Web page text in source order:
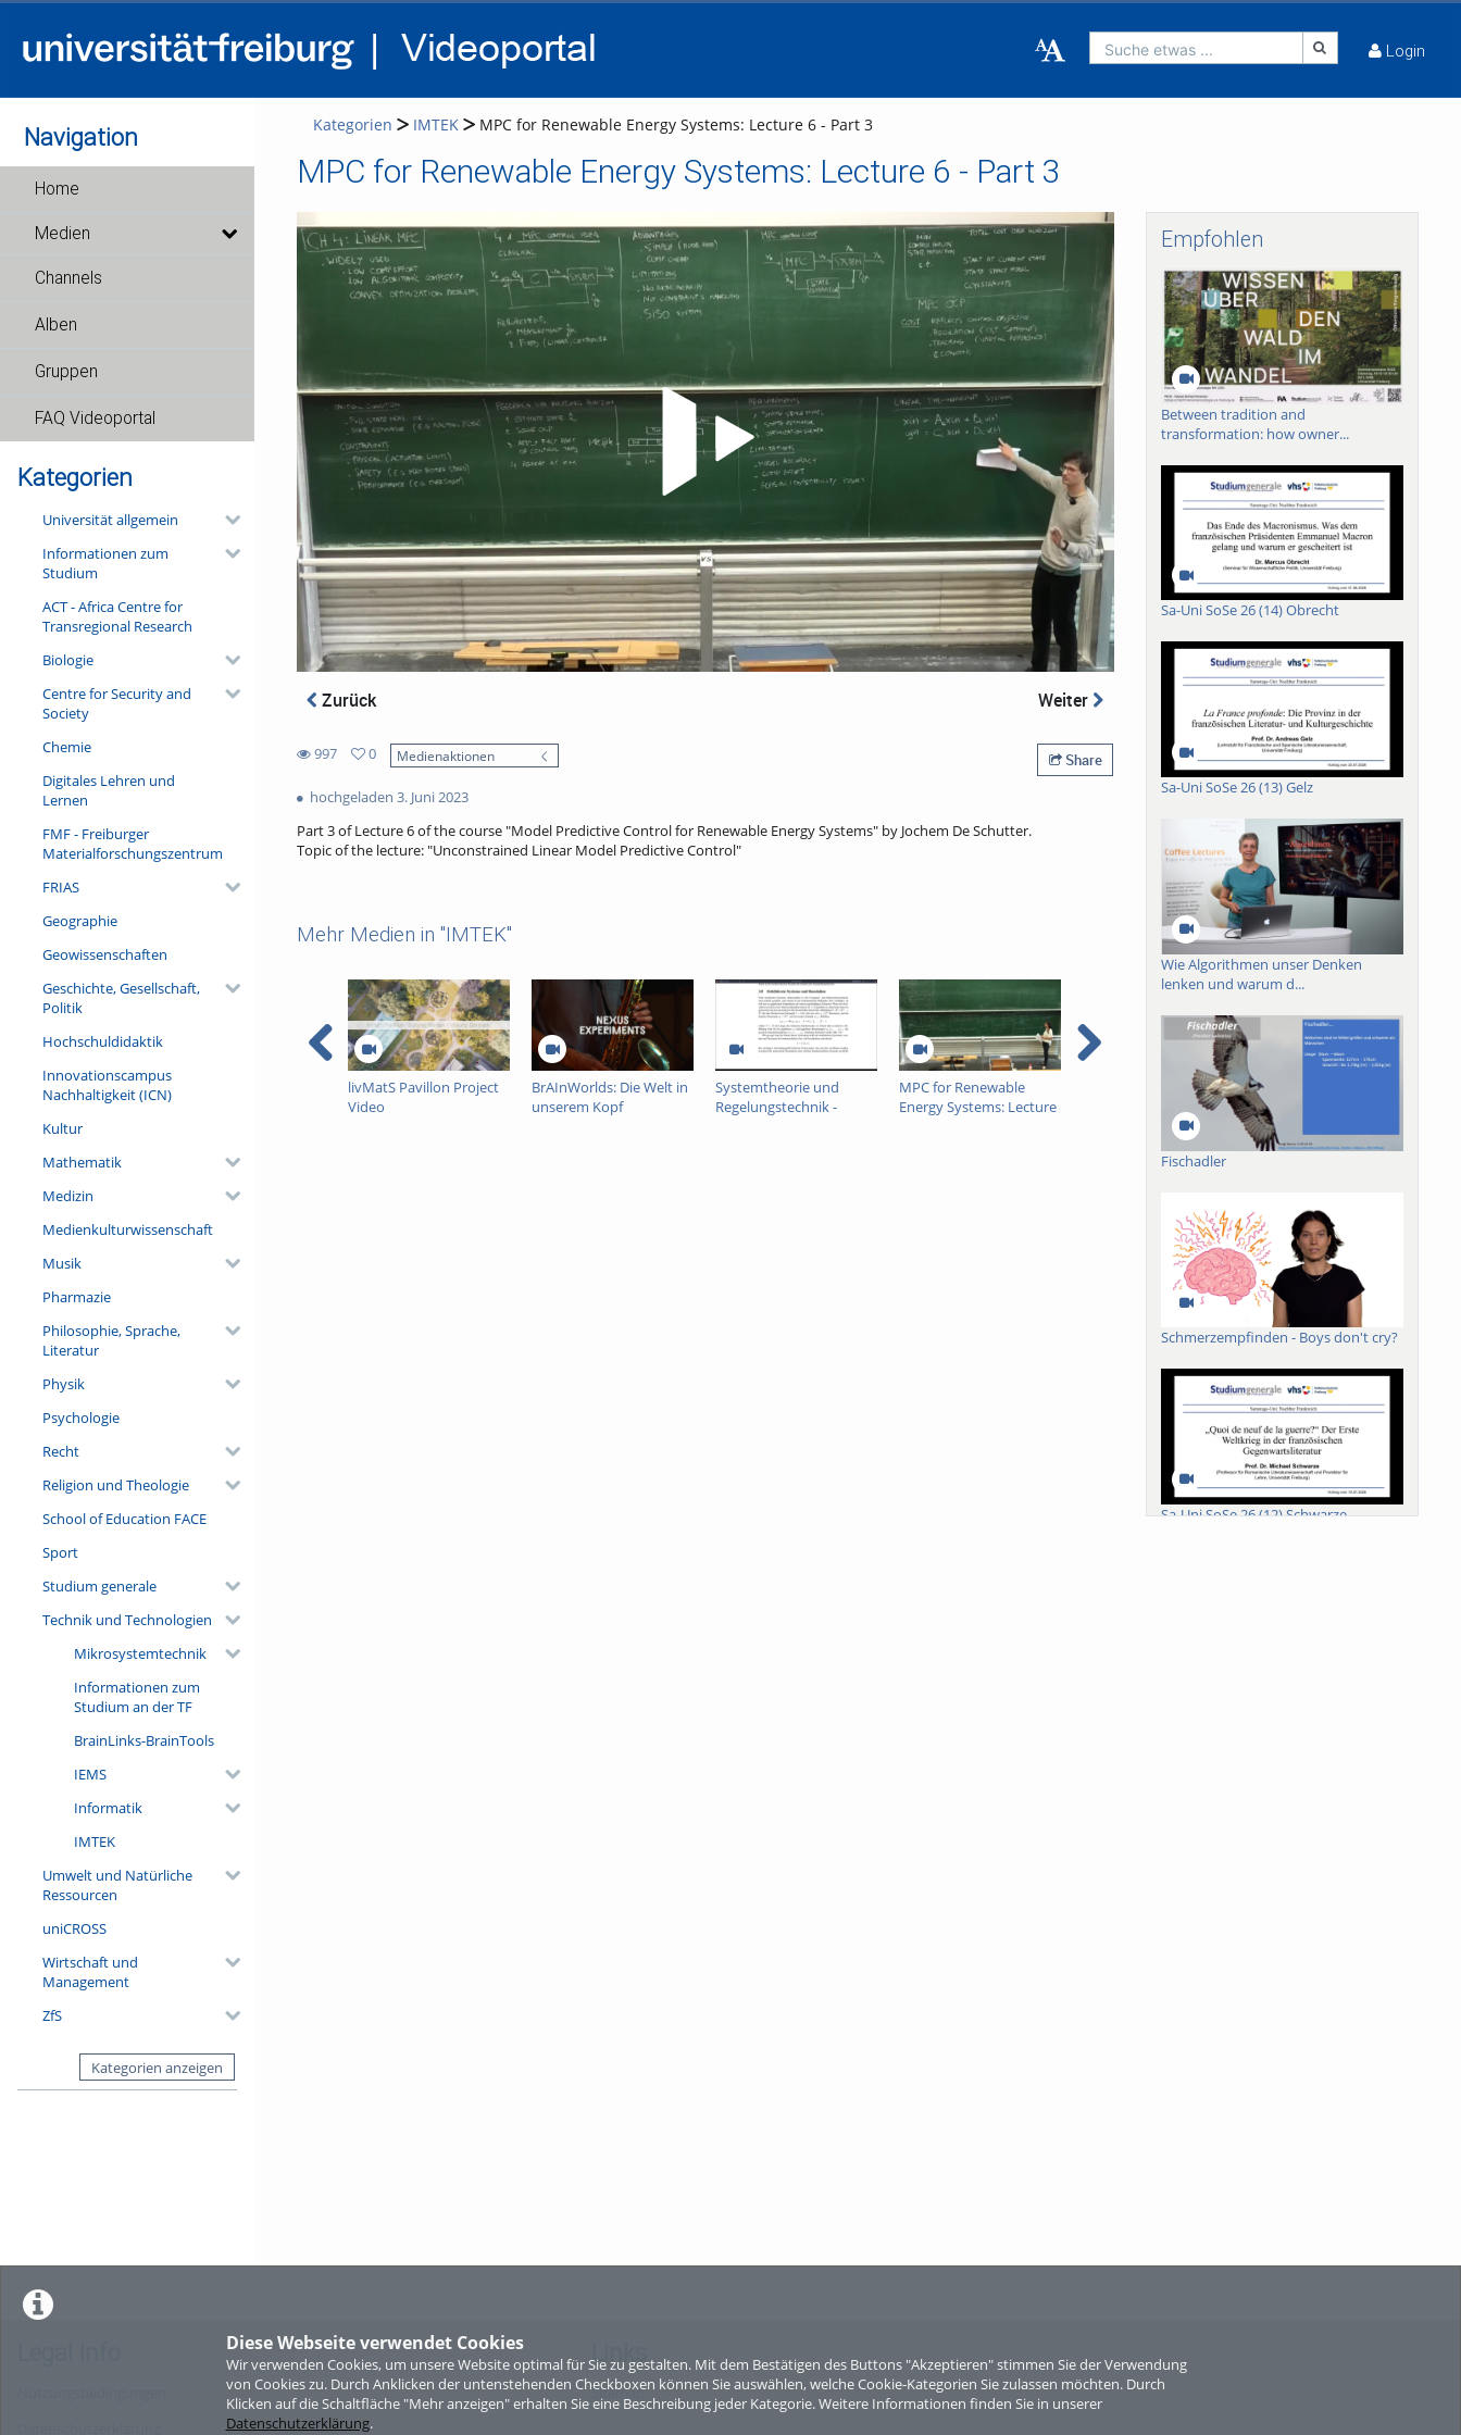
Diese Webseite verwendet Cookies
Wir verwenden Cookies, um unsere Website optimal für Sie zu gestalten. Mit dem Bestätigen des Buttons "Akzeptieren" stimmen Sie der Verwendung
von Cookies zu. Durch Anklicken der untenstehenden Checkboxen können Sie auswählen, welche Cookie-Kategorien Sie zulassen möchten. Durch
Klicken auf die Schaltfläche "Mehr anzeigen" erhalten Sie eine Beschreibung jeder Kategorie. Weitere Informationen finden Sie in unserer
Datenschutzerklärung.
Suche etwas ... Login
Navigation
Home
Medien
Channels
Alben
Gruppen
FAQ Videoportal
Kategorien
Universität allgemein
Informationen zum
Studium
ACT - Africa Centre for
Transregional Research
Biologie
Centre for Security and
Society
Chemie
Digitales Lehren und
Lernen
FMF - Freiburger
Materialforschungszentrum
FRIAS
Geographie
Geowissenschaften
Geschichte, Gesellschaft,
Politik
Hochschuldidaktik
Innovationscampus
Nachhaltigkeit (ICN)
Kultur
Mathematik
Medizin
Medienkulturwissenschaft
Musik
Pharmazie
Philosophie, Sprache,
Literatur
Physik
Psychologie
Recht
Religion und Theologie
School of Education FACE
Sport
Studium generale
Technik und Technologien
Mikrosystemtechnik
Informationen zum
Studium an der TF
BrainLinks-BrainTools
IEMS
Informatik
IMTEK
Umwelt und Natürliche
Ressourcen
uniCROSS
Wirtschaft und
Management
ZfS
Kategorien anzeigen
Kategorien IMTEK MPC for Renewable Energy Systems: Lecture 6 - Part 3
MPC for Renewable Energy Systems: Lecture 6 - Part 3
Video abspielen
Zurück Weiter
997
views
0
favorites
Medienaktionen
Share
hochgeladen 3. Juni 2023
Part 3 of Lecture 6 of the course "Model Predictive Control for Renewable Energy Systems" by Jochem De Schutter.
Topic of the lecture: "Unconstrained Linear Model Predictive Control"
Mehr Medien in "IMTEK"
livMatS Pavillon Project
Video
BrAInWorlds: Die Welt in
unserem Kopf
Systemtheorie und
Regelungstechnik -
MPC for Renewable
Energy Systems: Lecture
MPC for Renewable
Energy Systems: Lecture
Energy Systems: Lecture
10 - Part 2
Empfohlen
Between tradition and
transformation: how owner...
Sa-Uni SoSe 26 (14) Obrecht
Sa-Uni SoSe 26 (13) Gelz
Wie Algorithmen unser Denken
lenken und warum d...
Fischadler
Schmerzempfinden - Boys don't cry?
Sa-Uni SoSe 26 (12) Schwarze
Links
Sitemap